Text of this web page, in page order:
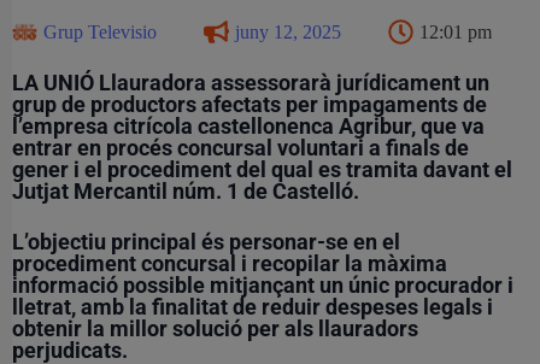
Grup Televisio juny 12, 2025 12:01 pm
LA UNIÓ Llauradora assessorarà jurídicament un
grup de productors afectats per impagaments de
l’empresa citrícola castellonenca Agribur, que va
entrar en procés concursal voluntari a finals de
gener i el procediment del qual es tramita davant el
Jutjat Mercantil núm. 1 de Castelló.
L’objectiu principal és personar-se en el
procediment concursal i recopilar la màxima
informació possible mitjançant un únic procurador i
lletrat, amb la finalitat de reduir despeses legals i
obtenir la millor solució per als llauradors
perjudicats.